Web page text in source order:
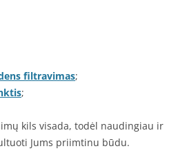
filtravimas;
;
kils visada, todėl naudingiau ir
Jums priimtinu būdu.